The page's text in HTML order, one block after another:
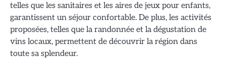
telles que les sanitaires et les aires de jeux pour enfants,
garantissent un séjour confortable. De plus, les activités
proposées, telles que la randonnée et la dégustation de
vins locaux, permettent de découvrir la région dans
toute sa splendeur.